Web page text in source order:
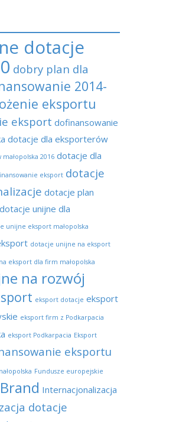
dotacje
dobry plan dla
2014-
eksportu
eksport dofinansowanie
dotacje dla eksporterów
2016 dotacje dla
eksport dotacje
dotacje plan
dotacje unijne dla
unijne eksport małopolska
dotacje unijne na eksport
eksport dla firm małopolska
na rozwój
eksport dotacje eksport
eksport firm z Podkarpacia
eksport Podkarpacia Eksport
eksportu
Fundusze europejskie
Internacjonalizacja
dotacje